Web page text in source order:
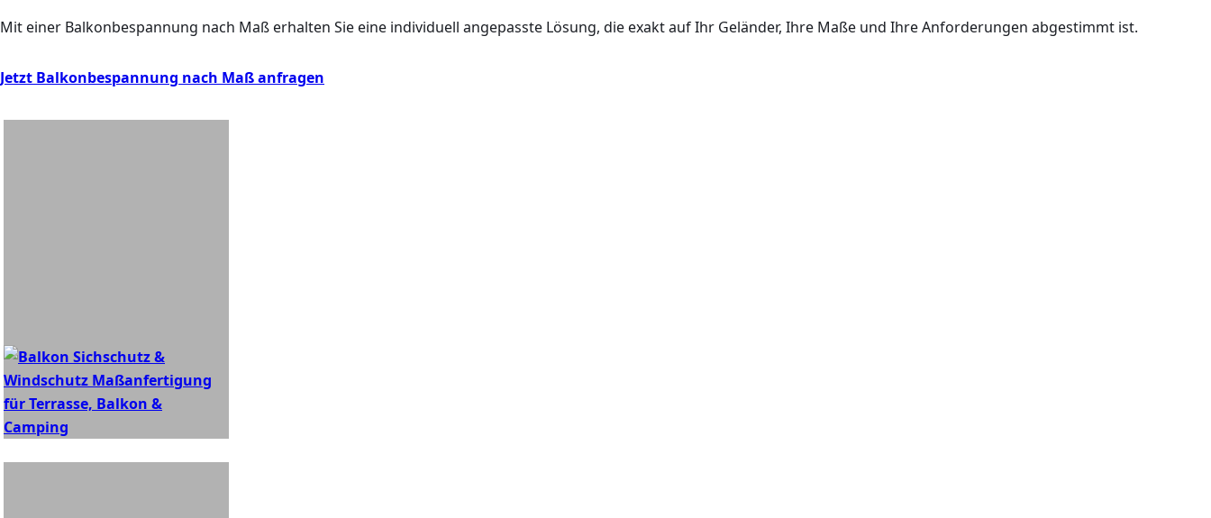
Mit einer Balkonbespannung nach Maßerhalten Sie eine individuell angepasste Lösung, die exakt auf Ihr Geländer, Ihre Maße und Ihre Anforderungen abgestimmt ist.
Jetzt Balkonbespannung nach Maß anfragen